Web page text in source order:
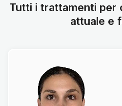
Tutti i trattamenti per
attuale e